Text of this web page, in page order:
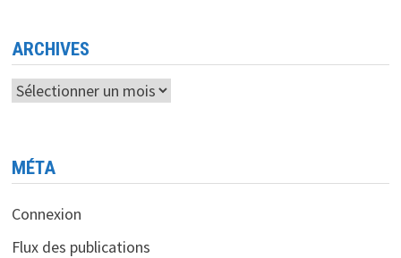
ARCHIVES
Archives
MÉTA
Connexion
Flux des publications